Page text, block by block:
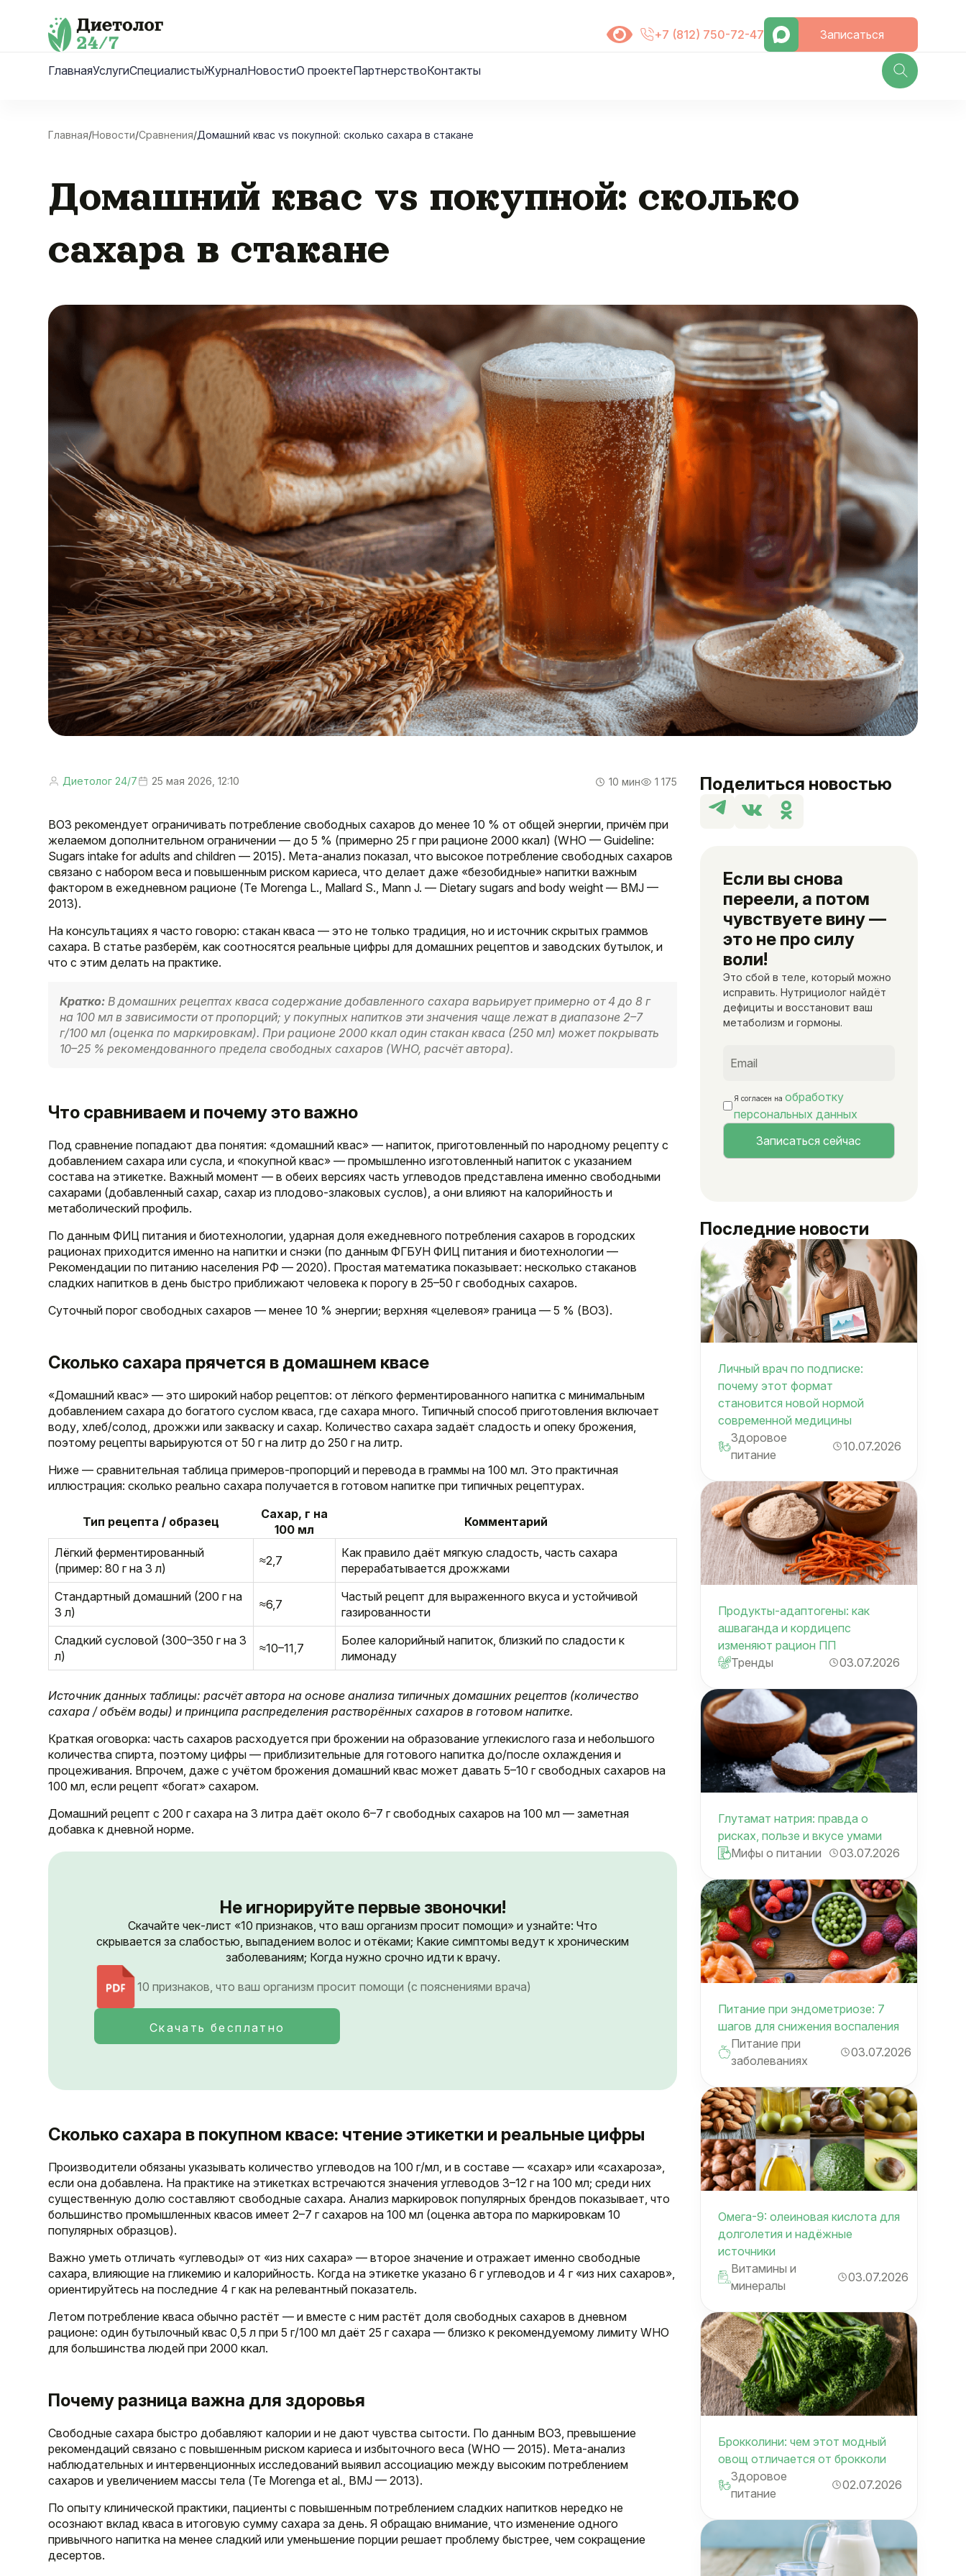
+7 (812) 750-72-47 Записаться
ГлавнаяУслугиСпециалистыЖурналНовостиО проектеПартнерствоКонтакты
Главная/Новости/Сравнения/Домашний квас vs покупной: сколько сахара в стакане
Домашний квас vs покупной: сколько
сахара в стакане
Диетолог 24/7 25 мая 2026, 12:10 10 мин 1 175
ВОЗ рекомендует ограничивать потребление свободных сахаров до менее 10 % от общей энергии, причём при
желаемом дополнительном ограничении — до 5 % (примерно 25 г при рационе 2000 ккал) (WHO — Guideline:
Sugars intake for adults and children — 2015). Мета-анализ показал, что высокое потребление свободных сахаров
связано с набором веса и повышенным риском кариеса, что делает даже «безобидные» напитки важным
фактором в ежедневном рационе (Te Morenga L., Mallard S., Mann J. — Dietary sugars and body weight — BMJ —
2013).
На консультациях я часто говорю: стакан кваса — это не только традиция, но и источник скрытых граммов
сахара. В статье разберём, как соотносятся реальные цифры для домашних рецептов и заводских бутылок, и
что с этим делать на практике.
Кратко: В домашних рецептах кваса содержание добавленного сахара варьирует примерно от 4 до 8 г
на 100 мл в зависимости от пропорций; у покупных напитков эти значения чаще лежат в диапазоне 2–7
г/100 мл (оценка по маркировкам). При рационе 2000 ккал один стакан кваса (250 мл) может покрывать
10–25 % рекомендованного предела свободных сахаров (WHO, расчёт автора).
Что сравниваем и почему это важно
Под сравнение попадают два понятия: «домашний квас» — напиток, приготовленный по народному рецепту с
добавлением сахара или сусла, и «покупной квас» — промышленно изготовленный напиток с указанием
состава на этикетке. Важный момент — в обеих версиях часть углеводов представлена именно свободными
сахарами (добавленный сахар, сахар из плодово-злаковых суслов), а они влияют на калорийность и
метаболический профиль.
По данным ФИЦ питания и биотехнологии, ударная доля ежедневного потребления сахаров в городских
рационах приходится именно на напитки и снэки (по данным ФГБУН ФИЦ питания и биотехнологии —
Рекомендации по питанию населения РФ — 2020). Простая математика показывает: несколько стаканов
сладких напитков в день быстро приближают человека к порогу в 25–50 г свободных сахаров.
Суточный порог свободных сахаров — менее 10 % энергии; верхняя «целевоя» граница — 5 % (ВОЗ).
Сколько сахара прячется в домашнем квасе
«Домашний квас» — это широкий набор рецептов: от лёгкого ферментированного напитка с минимальным
добавлением сахара до богатого суслом кваса, где сахара много. Типичный способ приготовления включает
воду, хлеб/солод, дрожжи или закваску и сахар. Количество сахара задаёт сладость и опеку брожения,
поэтому рецепты варьируются от 50 г на литр до 250 г на литр.
Ниже — сравнительная таблица примеров-пропорций и перевода в граммы на 100 мл. Это практичная
иллюстрация: сколько реально сахара получается в готовом напитке при типичных рецептурах.
Тип рецепта / образец
Сахар, г на
100 мл
Комментарий
Лёгкий ферментированный
(пример: 80 г на 3 л)
≈2,7
Как правило даёт мягкую сладость, часть сахара
перерабатывается дрожжами
Стандартный домашний (200 г на
3 л)
≈6,7
Частый рецепт для выраженного вкуса и устойчивой
газированности
Сладкий сусловой (300–350 г на 3
л)
≈10–11,7
Более калорийный напиток, близкий по сладости к
лимонаду
Источник данных таблицы: расчёт автора на основе анализа типичных домашних рецептов (количество
сахара / объём воды) и принципа распределения растворённых сахаров в готовом напитке.
Краткая оговорка: часть сахаров расходуется при брожении на образование углекислого газа и небольшого
количества спирта, поэтому цифры — приблизительные для готового напитка до/после охлаждения и
процеживания. Впрочем, даже с учётом брожения домашний квас может давать 5–10 г свободных сахаров на
100 мл, если рецепт «богат» сахаром.
Домашний рецепт с 200 г сахара на 3 литра даёт около 6–7 г свободных сахаров на 100 мл — заметная
добавка к дневной норме.
Не игнорируйте первые звоночки!
Скачайте чек-лист «10 признаков, что ваш организм просит помощи» и узнайте: Что
скрывается за слабостью, выпадением волос и отёками; Какие симптомы ведут к хроническим
заболеваниям; Когда нужно срочно идти к врачу.
10 признаков, что ваш организм просит помощи (с пояснениями врача)
Скачать бесплатно
Сколько сахара в покупном квасе: чтение этикетки и реальные цифры
Производители обязаны указывать количество углеводов на 100 г/мл, и в составе — «сахар» или «сахароза»,
если она добавлена. На практике на этикетках встречаются значения углеводов 3–12 г на 100 мл; среди них
существенную долю составляют свободные сахара. Анализ маркировок популярных брендов показывает, что
большинство промышленных квасов имеет 2–7 г сахаров на 100 мл (оценка автора по маркировкам 10
популярных образцов).
Важно уметь отличать «углеводы» от «из них сахара» — второе значение и отражает именно свободные
сахара, влияющие на гликемию и калорийность. Когда на этикетке указано 6 г углеводов и 4 г «из них сахаров»,
ориентируйтесь на последние 4 г как на релевантный показатель.
Летом потребление кваса обычно растёт — и вместе с ним растёт доля свободных сахаров в дневном
рационе: один бутылочный квас 0,5 л при 5 г/100 мл даёт 25 г сахара — близко к рекомендуемому лимиту WHO
для большинства людей при 2000 ккал.
Почему разница важна для здоровья
Свободные сахара быстро добавляют калории и не дают чувства сытости. По данным ВОЗ, превышение
рекомендаций связано с повышенным риском кариеса и избыточного веса (WHO — 2015). Мета-анализ
наблюдательных и интервенционных исследований выявил ассоциацию между высоким потреблением
сахаров и увеличением массы тела (Te Morenga et al., BMJ — 2013).
По опыту клинической практики, пациенты с повышенным потреблением сладких напитков нередко не
осознают вклад кваса в итоговую сумму сахара за день. Я обращаю внимание, что изменение одного
привычного напитка на менее сладкий или уменьшение порции решает проблему быстрее, чем сокращение
десертов.
Поделиться новостью
Если вы снова
переели, а потом
чувствуете вину —
это не про силу
воли!
Это сбой в теле, который можно
исправить. Нутрициолог найдёт
дефициты и восстановит ваш
метаболизм и гормоны.
Я согласен на обработку
персональных данных
Последние новости
Личный врач по подписке:
почему этот формат
становится новой нормой
современной медицины
Здоровое
питание
10.07.2026
Продукты-адаптогены: как
ашваганда и кордицепс
изменяют рацион ПП
Тренды
03.07.2026
Глутамат натрия: правда о
рисках, пользе и вкусе умами
Мифы о питании
03.07.2026
Питание при эндометриозе: 7
шагов для снижения воспаления
Питание при
заболеваниях
03.07.2026
Омега-9: олеиновая кислота для
долголетия и надёжные
источники
Витамины и
минералы
03.07.2026
Брокколини: чем этот модный
овощ отличается от брокколи
Здоровое
питание
02.07.2026